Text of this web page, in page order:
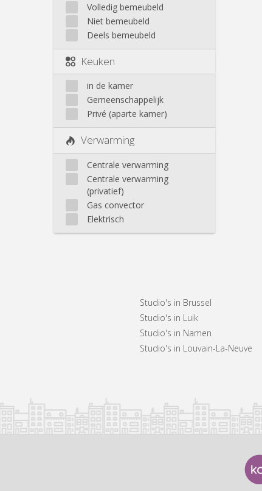
Volledig bemeubeld
Niet bemeubeld
Deels bemeubeld
Keuken
in de kamer
Gemeenschappelijk
Privé (aparte kamer)
Verwarming
Centrale verwarming
Centrale verwarming
(privatief)
Gas convector
Elektrisch
Studio's in Brussel
Studio's in Luik
Studio's in Namen
Studio's in Louvain-La-Neuve